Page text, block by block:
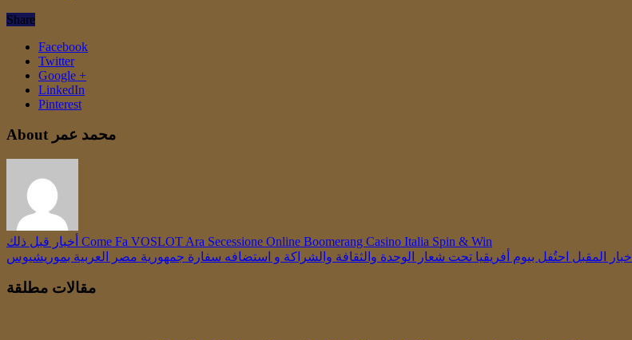
Share
Facebook
Twitter
Google +
LinkedIn
Pinterest
About محمد عمر
أخبار قبل ذلك Come Fa VOSLOT Ara Secessione Online Boomerang Casino Italia Spin & Win
أخبار المقبل احتُفل بيوم أفريقيا تحت شعار الوحدة والثقافة والشراكة و استضافه سفارة جمهورية مصر العربية بموريشيوس
مقالات مطلقة